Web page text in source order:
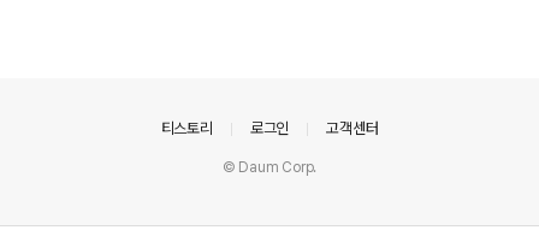
티스토리 로그인 고객센터
© Daum Corp.